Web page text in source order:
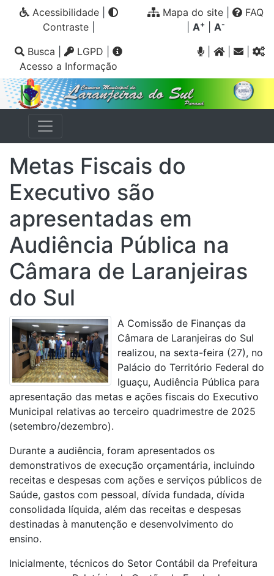
Acessibilidade|
Contraste|
Mapa do site
FAQ
A+ A-
Busca LGPD
Acesso a Informação
|
Metas Fiscais do
Executivo são
apresentadas em
Audiência Pública na
Câmara de Laranjeiras
do Sul
A Comissão de Finanças da
Câmara de Laranjeiras do Sul
realizou, na sexta-feira (27), no
Palácio do Território Federal do
Iguaçu, Audiência Pública para
apresentação das metas e ações fiscais do Executivo
Municipal relativas ao terceiro quadrimestre de 2025
(setembro/dezembro).
Durante a audiência, foram apresentados os
demonstrativos de execução orçamentária, incluindo
receitas e despesas com ações e serviços públicos de
Saúde, gastos com pessoal, dívida fundada, dívida
consolidada líquida, além das receitas e despesas
destinadas à manutenção e desenvolvimento do
ensino.
Inicialmente, técnicos do Setor Contábil da Prefeitura